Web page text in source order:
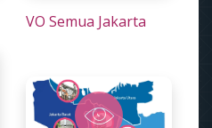
VO Semua Jakarta